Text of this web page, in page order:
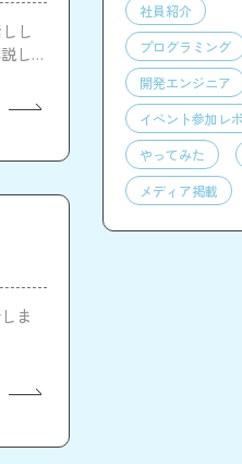
し
して
ま
社員紹介
プログラミング
開発エンジニア
イベント参加レ
やってみた
メディア掲載